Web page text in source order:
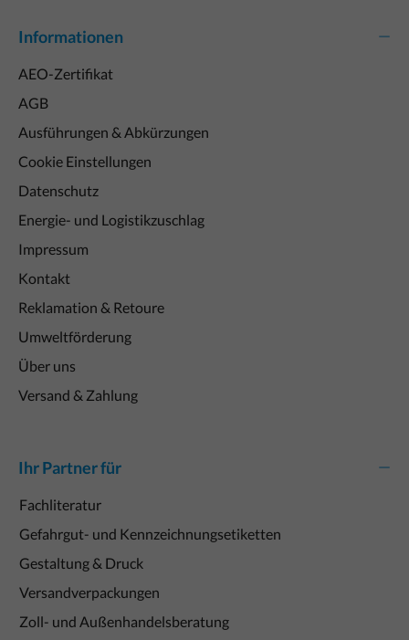
Informationen
AEO-Zertifikat
AGB
Ausführungen & Abkürzungen
Cookie Einstellungen
Datenschutz
Energie- und Logistikzuschlag
Impressum
Kontakt
Reklamation & Retoure
Umweltförderung
Über uns
Versand & Zahlung
Ihr Partner für
Fachliteratur
Gefahrgut- und Kennzeichnungsetiketten
Gestaltung & Druck
Versandverpackungen
Zoll- und Außenhandelsberatung